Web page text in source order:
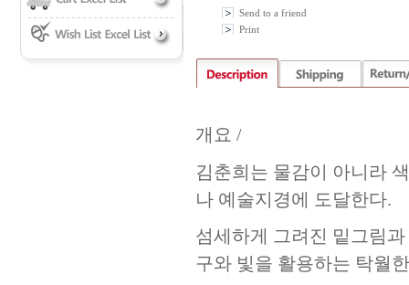
Send to a friend
Print
개요 /
김춘희는 물감이 아니라
나 예술지경에 도달한다.
섬세하게 그려진 밑그림
구와 빛을 활용하는 탁월